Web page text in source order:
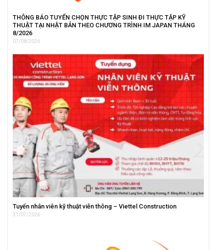
THÔNG BÁO TUYỂN CHỌN THỰC TẬP SINH ĐI THỰC TẬP KỸ
THUẬT TẠI NHẬT BẢN THEO CHƯƠNG TRÌNH IM JAPAN THÁNG
8/2026
07/08/2026
Tuyển nhân viên kỹ thuật viễn thông – Viettel Construction
31/07/2026